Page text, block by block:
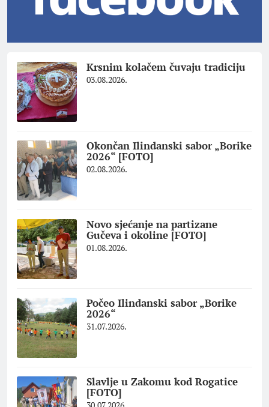
Krsnim kolačem čuvaju tradiciju
03.08.2026.
Okončan Ilindanski sabor „Borike
2026“ [FOTO]
02.08.2026.
Novo sjećanje na partizane
Gučeva i okoline [FOTO]
01.08.2026.
Počeo Ilindanski sabor „Borike
2026“
31.07.2026.
Slavlje u Zakomu kod Rogatice
[FOTO]